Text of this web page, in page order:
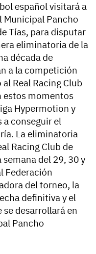
español visitará a
Municipal Pancho
Tías, para disputar
eliminatoria de la
década de
a la competición
Real Racing Club
estos momentos
Hypermotion y
a conseguir el
La eliminatoria
Racing Club de
del 29, 30 y
Federación
del torneo, la
definitiva y el
desarrollará en
Pancho